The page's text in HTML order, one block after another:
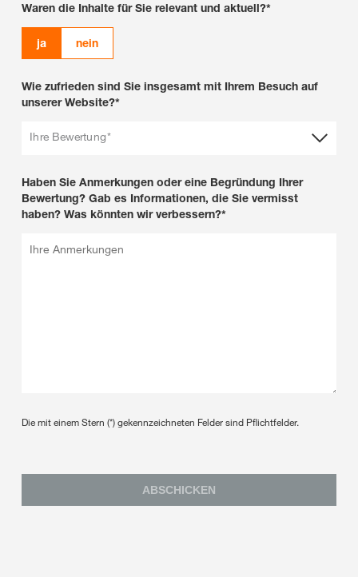
Waren die Inhalte für Sie relevant und aktuell?*
ja nein
Wie zufrieden sind Sie insgesamt mit Ihrem Besuch auf
unserer Website?*
Ihre Bewertung*
Haben Sie Anmerkungen oder eine Begründung Ihrer
Bewertung? Gab es Informationen, die Sie vermisst
haben? Was könnten wir verbessern?*
Die mit einem Stern (*) gekennzeichneten Felder sind Pflichtfelder.
ABSCHICKEN